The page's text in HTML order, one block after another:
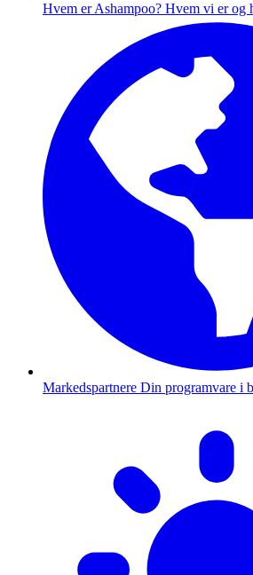
Hvem er Ashampoo? Hvem vi er og
Markedspartnere Din programvare i